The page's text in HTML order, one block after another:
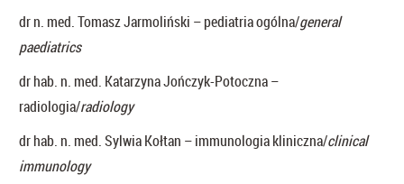
dr n. med. Tomasz Jarmoliński – pediatria ogólna/general
paediatrics
dr hab. n. med. Katarzyna Jończyk-Potoczna –
radiologia/radiology
dr hab. n. med. Sylwia Kołtan – immunologia kliniczna/clinical
immunology